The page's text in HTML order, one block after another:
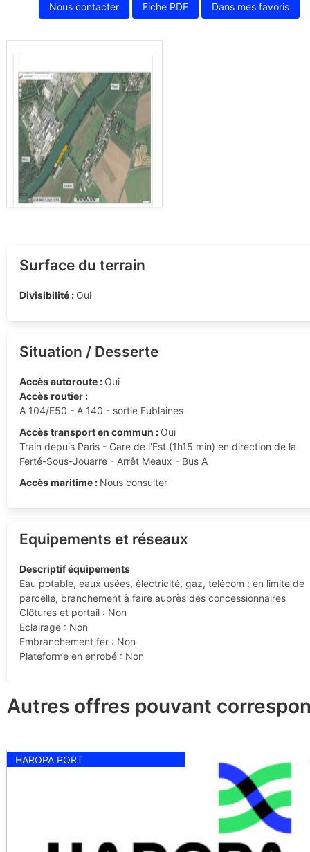
Nous contacter Fiche PDF Dans mes favoris
Surface du terrain
Divisibilité : Oui
Situation / Desserte
Accès autoroute : Oui
Accès routier :
A 104/E50 - A 140 - sortie Fublaines
Accès transport en commun : Oui
Train depuis Paris - Gare de l'Est (1h15 min) en direction de la
Ferté-Sous-Jouarre - Arrêt Meaux - Bus A
Accès maritime : Nous consulter
Equipements et réseaux
Descriptif équipements
Eau potable, eaux usées, électricité, gaz, télécom : en limite de
parcelle, branchement à faire auprès des concessionnaires
Clôtures et portail : Non
Eclairage : Non
Embranchement fer : Non
Plateforme en enrobé : Non
Autres offres pouvant
HAROPA PORT